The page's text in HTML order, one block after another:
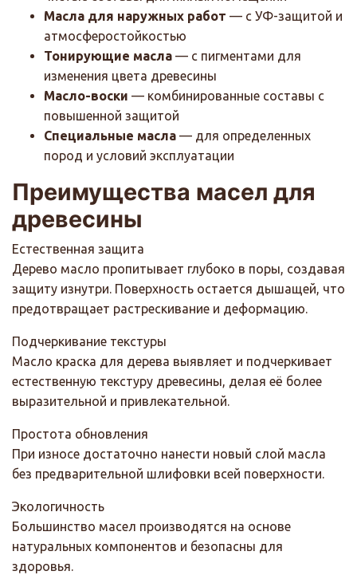
Масла для наружных работ — с УФ-защитой и
атмосферостойкостью
Тонирующие масла — с пигментами для
изменения цвета древесины
Масло-воски — комбинированные составы с
повышенной защитой
Специальные масла — для определенных
пород и условий эксплуатации
Преимущества масел для
древесины
Естественная защита
Дерево масло пропитывает глубоко в поры, создавая
защиту изнутри. Поверхность остается дышащей, что
предотвращает растрескивание и деформацию.
Подчеркивание текстуры
Масло краска для дерева выявляет и подчеркивает
естественную текстуру древесины, делая её более
выразительной и привлекательной.
Простота обновления
При износе достаточно нанести новый слой масла
без предварительной шлифовки всей поверхности.
Экологичность
Большинство масел производятся на основе
натуральных компонентов и безопасны для
здоровья.